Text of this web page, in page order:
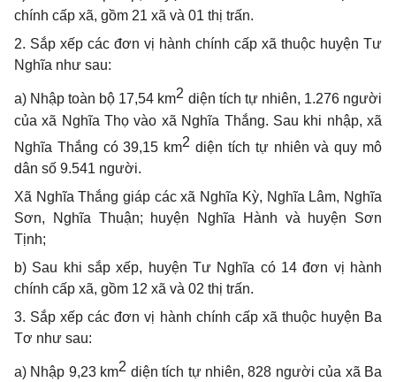
chính cấp xã, gồm 21 xã và 01 thị trấn.
2. Sắp xếp các đơn vị hành chính cấp xã thuộc huyện Tư
Nghĩa như sau:
a) Nhập toàn bộ 17,54 km2 diện tích tự nhiên, 1.276 người
của xã Nghĩa Thọ vào xã Nghĩa Thắng. Sau khi nhập, xã
Nghĩa Thắng có 39,15 km2 diện tích tự nhiên và quy mô
dân số 9.541 người.
Xã Nghĩa Thắng giáp các xã Nghĩa Kỳ, Nghĩa Lâm, Nghĩa
Sơn, Nghĩa Thuận; huyện Nghĩa Hành và huyện Sơn
Tịnh;
b) Sau khi sắp xếp, huyện Tư Nghĩa có 14 đơn vị hành
chính cấp xã, gồm 12 xã và 02 thị trấn.
3. Sắp xếp các đơn vị hành chính cấp xã thuộc huyện Ba
Tơ như sau:
a) Nhập 9,23 km2 diện tích tự nhiên, 828 người của xã Ba